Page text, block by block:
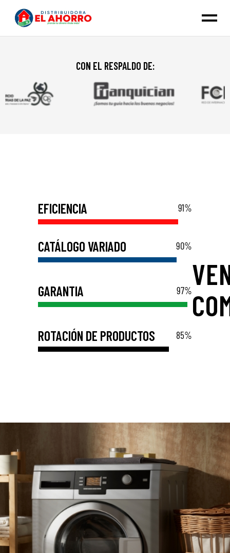
CON EL RESPALDO DE:
EFICIENCIA 91%
CATÁLOGO VARIADO 90%
GARANTIA 97%
ROTACIÓN DE PRODUCTOS 85%
LAVADORAS